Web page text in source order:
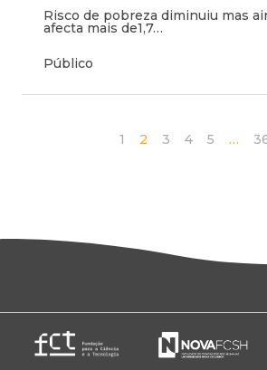
Risco de pobreza diminuiu mas
afecta mais de1,7…
Público
1 2 3 4 5 …